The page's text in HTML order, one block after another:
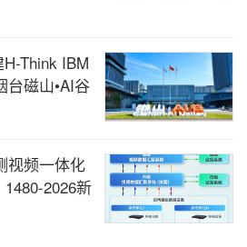
Think IBM
磁山•AI谷
视频一体化
2026新